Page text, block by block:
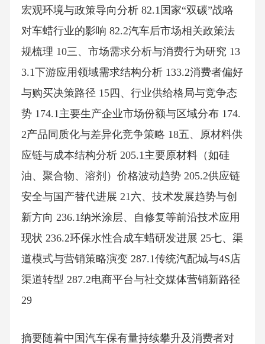
宏观环境与政策导向分析 82.1国家“双碳”战略
对车蜡行业的影响 82.2汽车后市场相关政策法
规梳理 10三、市场需求分析与消费行为研究 13
3.1下游应用领域需求结构分析 133.2消费者偏好
与购买决策路径 15四、行业供给格局与竞争态
势 174.1主要生产企业市场份额与区域分布 174.
2产品同质化与差异化竞争策略 18五、原材料供
应链与成本结构分析 205.1主要原材料（如硅
油、聚合物、溶剂）价格波动趋势 205.2供应链
安全与国产替代进展 21六、技术发展趋势与创
新方向 236.1纳米涂层、自修复等前沿技术应用
现状 236.2环保水性合成车蜡研发进展 25七、渠
道模式与营销策略演变 287.1传统汽配城与4S店
渠道转型 287.2电商平台与社交媒体营销新路径
29
摘要随着中国汽车保有量持续攀升及消费者对